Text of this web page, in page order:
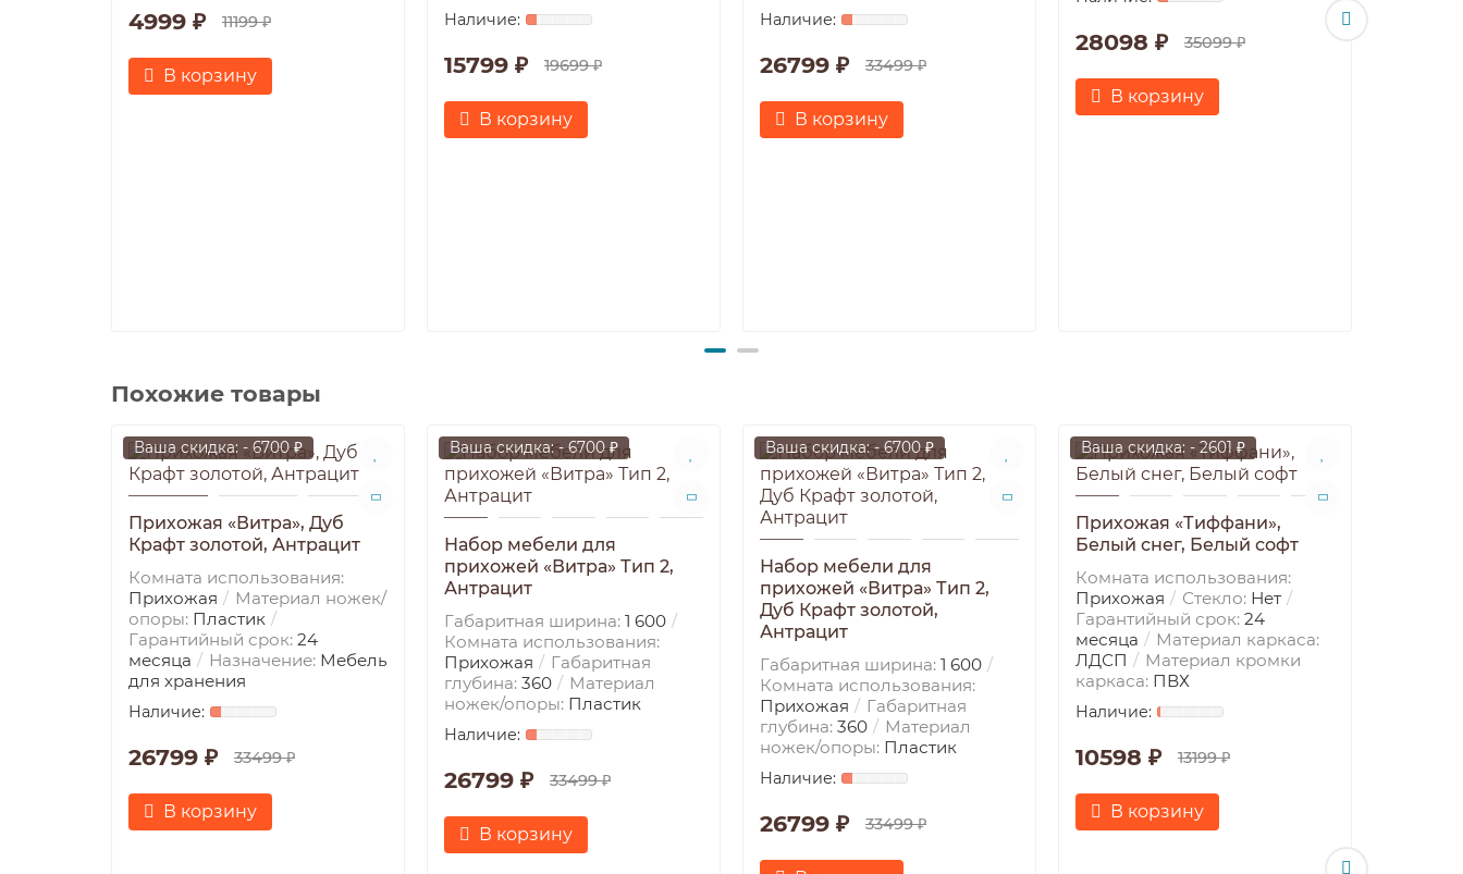
4999 ₽ 11199 ₽
В корзину 15799 ₽ 19699 ₽
В корзину
26799 ₽ 33499 ₽
В корзину
28098 ₽ 35099 ₽
В корзину
Похожие товары
Ваша скидка: - 6700 ₽
Прихожая «Витра», Дуб
Крафт золотой, Антрацит
Комната использования:
Прихожая
Материал ножек/
опоры: Пластик
Гарантийный срок: 24
месяца
Назначение: Мебель
для хранения
26799 ₽ 33499 ₽
В корзину
Ваша скидка: - 6700 ₽
Набор мебели для
прихожей «Витра» Тип 2,
Антрацит
Габаритная ширина: 1 600
Комната использования:
Прихожая
Габаритная
глубина: 360
Материал
ножек/опоры: Пластик
26799 ₽ 33499 ₽
В корзину
Ваша скидка: - 6700 ₽
Набор мебели для
прихожей «Витра» Тип 2,
Дуб Крафт золотой,
Антрацит
Габаритная ширина: 1 600
Комната использования:
Прихожая
Габаритная
глубина: 360
Материал
ножек/опоры: Пластик
26799 ₽ 33499 ₽
Ваша скидка: - 2601 ₽
Прихожая «Тиффани»,
Белый снег, Белый софт
Комната использования:
Прихожая
Стекло: Нет
Гарантийный срок: 24
месяца
Материал каркаса:
ЛДСП
Материал кромки
каркаса: ПВХ
10598 ₽ 13199 ₽
В корзину